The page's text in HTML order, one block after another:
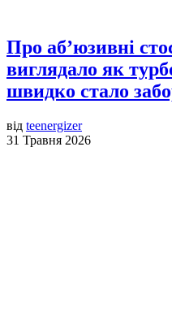
Про аб’юзивні
виглядало як
швидко стало
від teenergizer
31 Травня 2026